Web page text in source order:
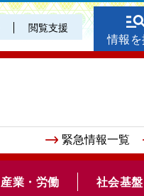
閲覧支援
情報を
緊急情報一覧
産業・労働 社会基盤